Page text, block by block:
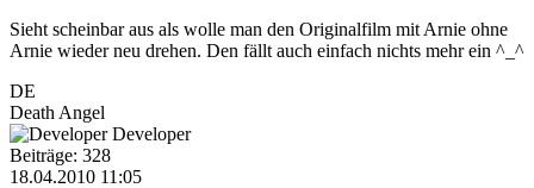
Sieht scheinbar aus als wolle man den Originalfilm mit Arnie ohne
Arnie wieder neu drehen. Den fällt auch einfach nichts mehr ein ^_^
DE
Death Angel
Developer
Beiträge: 328
18.04.2010 11:05